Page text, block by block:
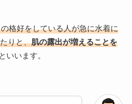
格好をしている人が急に水着に
りと、肌の露出が増えることを
いいます。